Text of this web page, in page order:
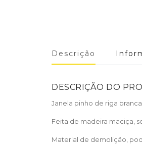
Descrição
DESCRIÇÃO DO
Janela pinho de riga
Feita de madeira maciça,
Material de demolição,